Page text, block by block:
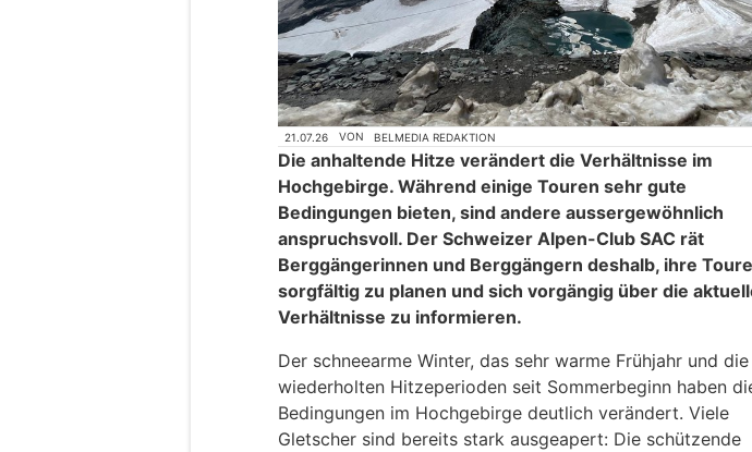
21.07.26 VON BELMEDIA REDAKTION
Die anhaltende Hitze verändert die Verhältnisse im
Hochgebirge. Während einige Touren sehr gute
Bedingungen bieten, sind andere aussergewöhnlich
anspruchsvoll. Der Schweizer Alpen-Club SAC rät
Berggängerinnen und Berggängern deshalb, ihre
sorgfältig zu planen und sich vorgängig über die
Verhältnisse zu informieren.
Der schneearme Winter, das sehr warme Frühjahr und die
wiederholten Hitzeperioden seit Sommerbeginn haben
Bedingungen im Hochgebirge deutlich verändert. Viele
Gletscher sind bereits stark ausgeapert: Die schützende